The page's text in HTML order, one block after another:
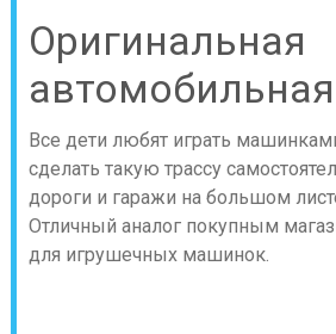
Оригинальная
Все дети любят играть
сделать такую трассу
дороги и гаражи на большом
Отличный аналог покупным
для игрушечных машинок.